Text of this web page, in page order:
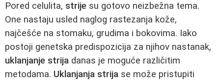
Pored celulita, strije su gotovo neizbežna tema.
One nastaju usled naglog rastezanja kože,
najčešće na stomaku, grudima i bokovima. Iako
postoji genetska predispozicija za njihov nastanak,
uklanjanje strija danas je moguće različitim
metodama. Uklanjanja strija se može pristupiti